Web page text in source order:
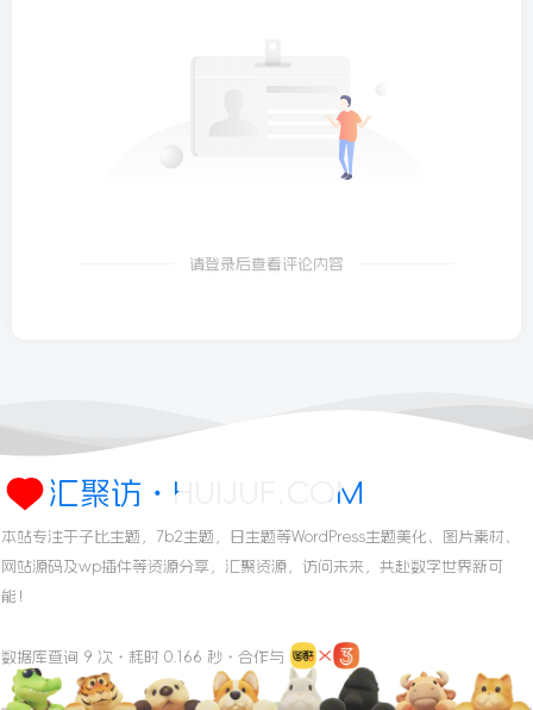
请登录后查看评论内容
汇聚访・HUIJUF.COM
本站专注于子比主题，7b2主题，日主题等WordPress主题美化、图片素材、
网站源码及wp插件等资源分享，汇聚资源，访问未来，共赴数字世界新可
能！
数据库查询 9 次・耗时 0.166 秒・合作与